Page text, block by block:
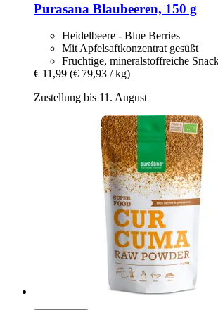
Purasana Blaubeeren, 150 g
Heidelbeere - Blue Berries
Mit Apfelsaftkonzentrat gesüßt
Fruchtige, mineralstoffreiche
€ 11,99 (€ 79,93 / kg)
Zustellung bis 11. August